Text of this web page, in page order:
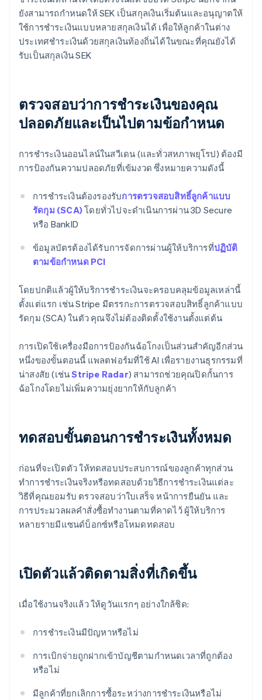
ยังสามารถกำหนดให้ SEK เป็นสกุลเงินเริ่มต้นและอนุญาตให้
ใช้การชำระเงินแบบหลายสกุลเงินได้ เพื่อให้ลูกค้าในต่าง
ประเทศชำระเงินด้วยสกุลเงินท้องถิ่นได้ในขณะที่คุณยังได้
รับเป็นสกุลเงิน SEK
ตรวจสอบว่าการชำระเงินของคุณ
ปลอดภัยและเป็นไปตามข้อกำหนด
การชำระเงินออนไลน์ในสวีเดน (และทั่วสหภาพยุโรป) ต้องมี
การป้องกันความปลอดภัยที่เข้มงวด ซึ่งหมายความดังนี้
การชำระเงินต้องรองรับการตรวจสอบสิทธิ์ลูกค้าแบบ
รัดกุม (SCA)โดยทั่วไปจะดำเนินการผ่าน 3D Secure
หรือ BankID
ข้อมูลบัตรต้องได้รับการจัดการผ่านผู้ให้บริการที่ปฏิบัติ
ตามข้อกำหนด PCI
โดยปกติแล้วผู้ให้บริการชำระเงินจะครอบคลุมข้อมูลเหล่านี้
ตั้งแต่แรก เช่น Stripe มีตรรกะการตรวจสอบสิทธิ์ลูกค้าแบบ
รัดกุม (SCA) ในตัว คุณจึงไม่ต้องติดตั้งใช้งานตั้งแต่ต้น
การเปิดใช้เครื่องมือการป้องกันฉ้อโกงเป็นส่วนสำคัญอีกส่วน
หนึ่งของขั้นตอนนี้ แพลตฟอร์มที่ใช้ AI เพื่อรายงานธุรกรรมที่
น่าสงสัย (เช่นStripe Radar) สามารถช่วยคุณปิดกั้นการ
ฉ้อโกงโดยไม่เพิ่มความยุ่งยากให้กับลูกค้า
ทดสอบขั้นตอนการชำระเงินทั้งหมด
ก่อนที่จะเปิดตัว ให้ทดสอบประสบการณ์ของลูกค้าทุกส่วน
ทำการชำระเงินจริงหรือทดสอบด้วยวิธีการชำระเงินแต่ละ
วิธีที่คุณยอมรับ ตรวจสอบว่าใบเสร็จ หน้าการยืนยัน และ
การประมวลผลคำสั่งซื้อทำงานตามที่คาดไว้ ผู้ให้บริการ
หลายรายมีแซนด์บ็อกซ์หรือโหมดทดสอบ
เปิดตัวแล้วติดตามสิ่งที่เกิดขึ้น
เมื่อใช้งานจริงแล้ว ให้ดูวันแรกๆ อย่างใกล้ชิด:
การชำระเงินมีปัญหาหรือไม่
การเบิกจ่ายถูกฝากเข้าบัญชีตามกำหนดเวลาที่ถูกต้อง
หรือไม่
มีลูกค้าที่ยกเลิกการซื้อระหว่างการชำระเงินหรือไม่